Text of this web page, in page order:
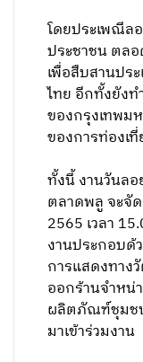
โดยประเพณี
ประชาชน ตล
เพื่อสืบสานปร
ไทย อีกทั้งยังท
ของกรุงเทพม
ของการท่องเ
ทั้งนี้ งานวันล
ตลาดพลู จะจั
2565 เวลา
งานประกอบด้
การแสดงทาง
ออกร้านจำหน่
ผลิตภัณฑ์ชุมช
มาเข้าร่วมงาน